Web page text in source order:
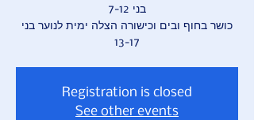
כושר בחוף ובים וכישורה הצלה ימית לנוער בני
13-17
Registration is closed
See other events